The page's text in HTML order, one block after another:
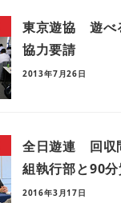
東京遊協 遊べ
協力要請
2013年7月26日
全日遊連 回収
組執行部と90
2016年3月17日